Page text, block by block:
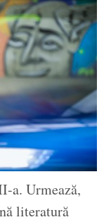
a. Urmează,
literatură